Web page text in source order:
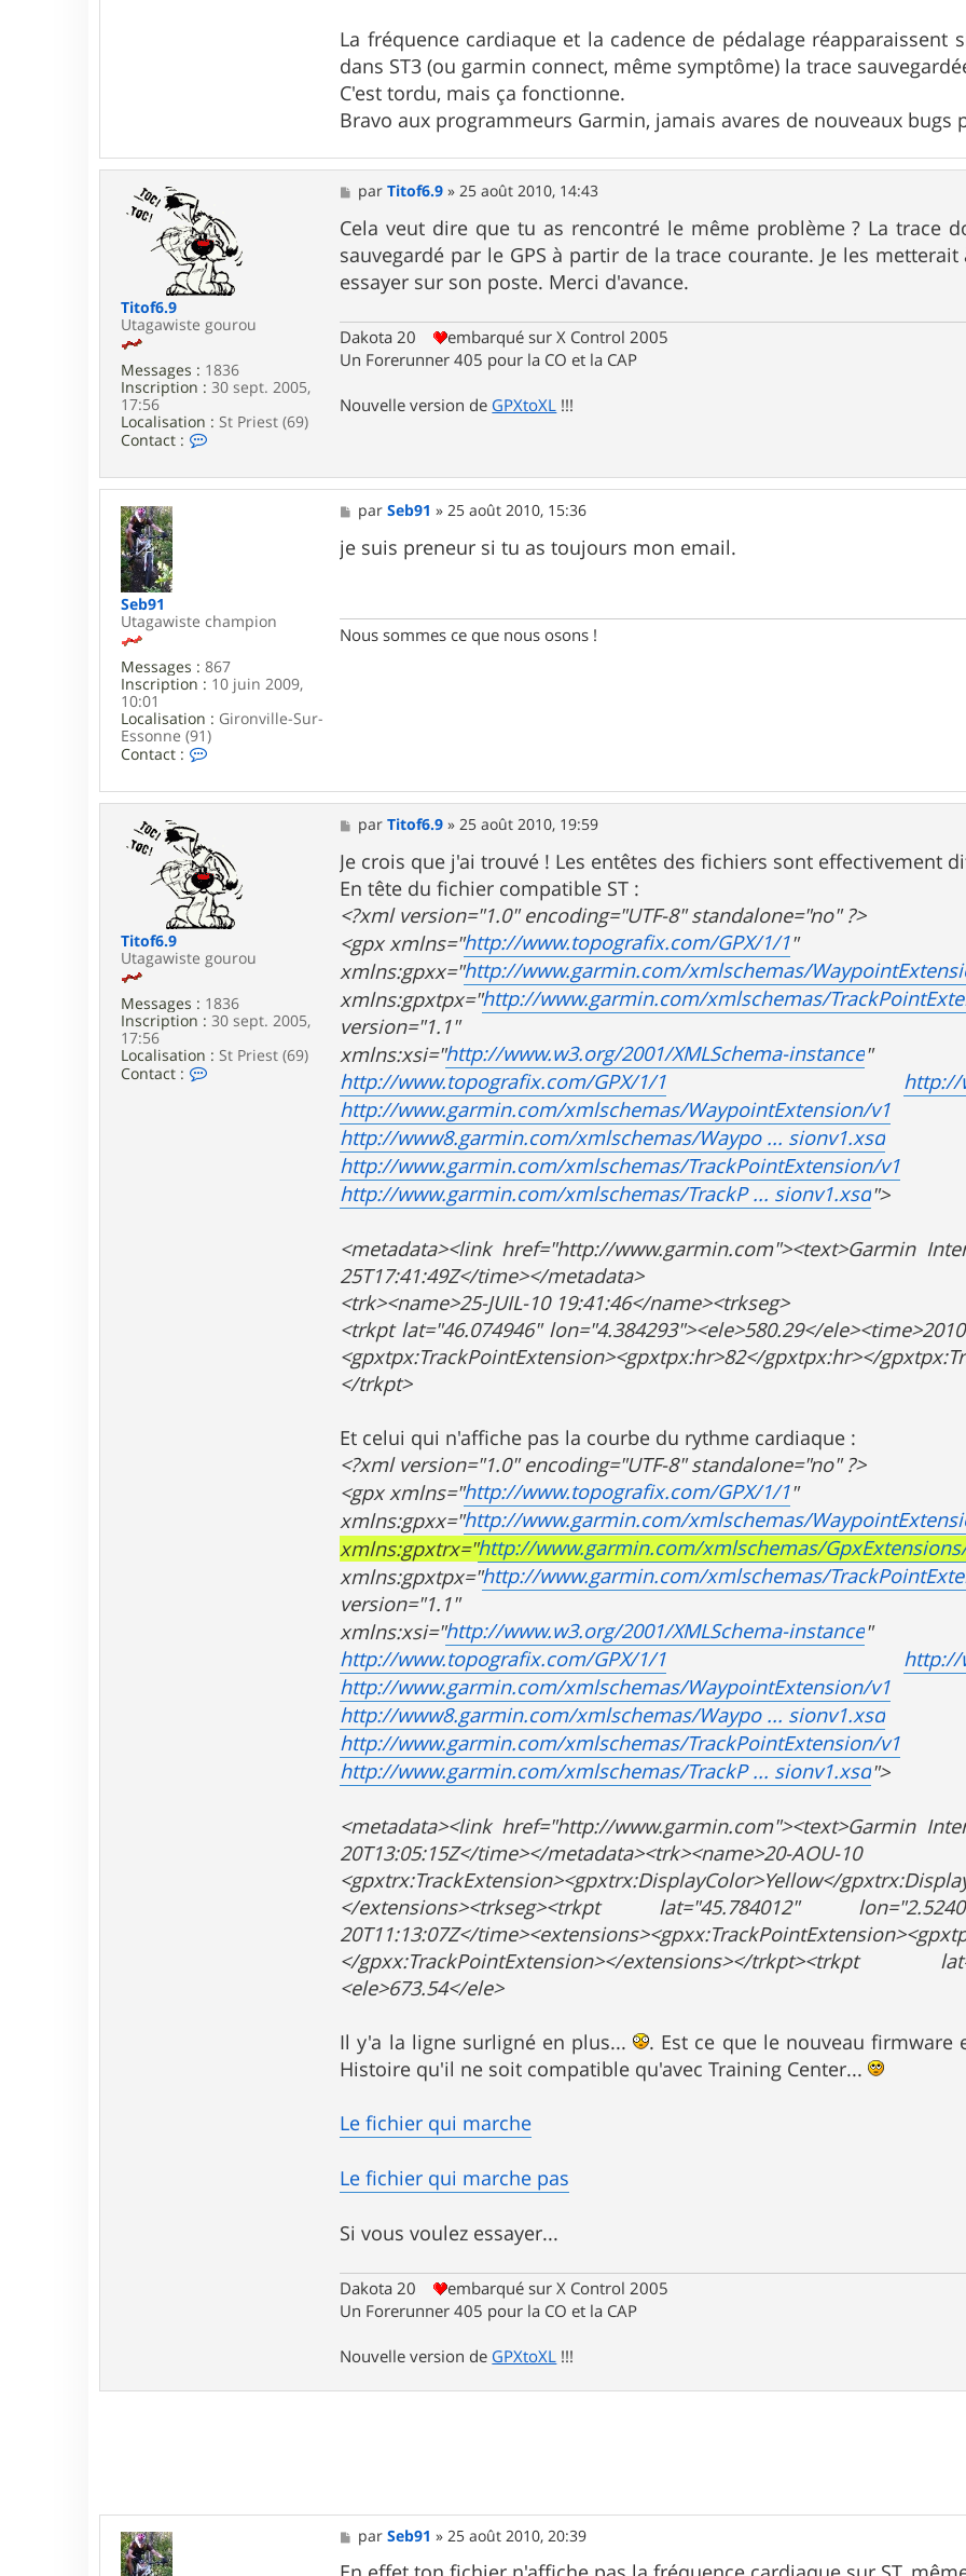
t
c
e
La fréquence cardiaque et la cadence de pédalage réapparaissent
dans ST3 (ou garmin connect, même symptôme) la trace
C'est tordu, mais ça fonctionne.
Bravo aux programmeurs Garmin, jamais avares de nouveaux bugs
Titof6.9
Utagawiste gourou
Messages : 1836
Inscription : 30 sept. 2005,
17:56
Localisation : St Priest (69)
Contact :
t
i
t
f
6
9
M
e
s
s
a
g
e
parTitof6.9 »25 août 2010, 14:43
Cela veut dire que tu as rencontré le même problème ? La trace
sauvegardé par le GPS à partir de la trace courante. Je les
essayer sur son poste. Merci d'avance.
Dakota 20
embarqué sur X Control 2005
Un Forerunner 405 pour la CO et la CAP
Nouvelle version de GPXtoXL !!!
Seb91
Utagawiste champion
Messages : 867
Inscription : 10 juin 2009,
10:01
Localisation : Gironville-Sur-
Essonne (91)
Contact :
n
t
t
e
r
S
e
9
M
e
s
s
parSeb91 »25 août 2010, 15:36
je suis preneur si tu as toujours mon email.
Nous sommes ce que nous osons !
Titof6.9
Utagawiste gourou
Messages : 1836
Inscription : 30 sept. 2005,
17:56
Localisation : St Priest (69)
Contact :
M
e
s
s
a
g
e
parTitof6.9 »25 août 2010, 19:59
Je crois que j'ai trouvé ! Les entêtes des fichiers sont effectivement
En tête du fichier compatible ST :
<?xml version="1.0" encoding="UTF-8" standalone="no" ?>
<gpx xmlns="http://www.topografix.com/GPX/1/1"
xmlns:gpxx="http://www.garmin.com/xmlschemas/
xmlns:gpxtpx="http://www.garmin.com/xmlschemas/
version="1.1"
xmlns:xsi="http://www.w3.org/2001/XMLSchema-instance"
http://www.topografix.com/GPX/1/1
http://
http://www.garmin.com/xmlschemas/WaypointExtension/v1
http://www8.garmin.com/xmlschemas/Waypo ... sionv1.xsd
http://www.garmin.com/xmlschemas/TrackPointExtension/v1
http://www.garmin.com/xmlschemas/TrackP ... sionv1.xsd">
<metadata><link href="http://www.garmin.com"><text>Garmin
25T17:41:49Z</time></metadata>
<trk><name>25-JUIL-10 19:41:46</name><trkseg>
<trkpt lat="46.074946" lon="4.384293"><ele>580.29</
<gpxtpx:TrackPointExtension><gpxtpx:hr>82</gpxtpx:hr></
</trkpt>
Et celui qui n'affiche pas la courbe du rythme cardiaque :
<?xml version="1.0" encoding="UTF-8" standalone="no" ?>
<gpx xmlns="http://www.topografix.com/GPX/1/1"
xmlns:gpxx="http://www.garmin.com/xmlschemas/
xmlns:gpxtrx="http://www.garmin.com/xmlschemas/
xmlns:gpxtpx="http://www.garmin.com/xmlschemas/
version="1.1"
xmlns:xsi="http://www.w3.org/2001/XMLSchema-instance"
http://www.topografix.com/GPX/1/1
http://
http://www.garmin.com/xmlschemas/WaypointExtension/v1
http://www8.garmin.com/xmlschemas/Waypo ... sionv1.xsd
http://www.garmin.com/xmlschemas/TrackPointExtension/v1
http://www.garmin.com/xmlschemas/TrackP ... sionv1.xsd">
<metadata><link href="http://www.garmin.com"><text>Garmin
20T13:05:15Z</time></metadata><trk><name>20-AOU-
<gpxtrx:TrackExtension><gpxtrx:DisplayColor>Yellow</
</extensions><trkseg><trkpt lat="45.784012"
20T11:13:07Z</
</gpxx:TrackPointExtension></extensions></trkpt><trkpt
<ele>673.54</ele>
Il y'a la ligne surligné en plus...
. Est ce que le nouveau
Histoire qu'il ne soit compatible qu'avec Training Center...
Le fichier qui marche
Le fichier qui marche pas
Si vous voulez essayer...
Dakota 20
embarqué sur X Control 2005
Un Forerunner 405 pour la CO et la CAP
Nouvelle version de GPXtoXL !!!
M
e
s
parSeb91 »25 août 2010, 20:39